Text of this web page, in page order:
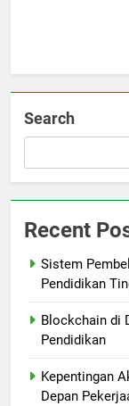
Search
Recent
Sistem
Pendidikan
Blockchain di
Pendidikan
Kepentingan
Depan